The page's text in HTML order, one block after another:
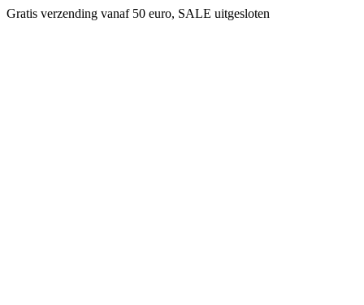
Gratis verzending vanaf 50 euro, SALE uitgesloten